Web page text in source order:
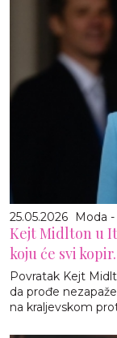
25.05.2026 Moda -
Kejt Midlton u
koju će svi
Povratak Kejt
da prođe
na kraljevskom